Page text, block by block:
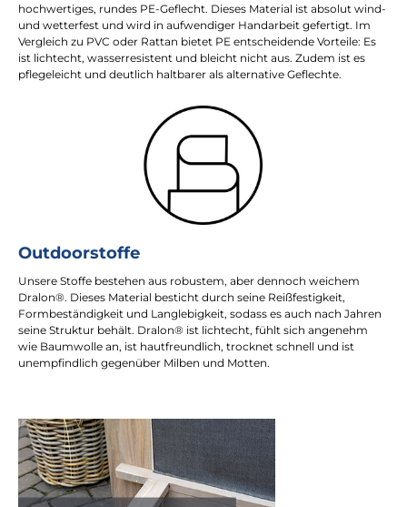
hochwertiges, rundes PE-Geflecht. Dieses Material ist absolut wind-
und wetterfest und wird in aufwendiger Handarbeit gefertigt. Im
Vergleich zu PVC oder Rattan bietet PE entscheidende Vorteile: Es
ist lichtecht, wasserresistent und bleicht nicht aus. Zudem ist es
pflegeleicht und deutlich haltbarer als alternative Geflechte.
Outdoorstoffe
Unsere Stoffe bestehen aus robustem, aber dennoch weichem
Dralon®. Dieses Material besticht durch seine Reißfestigkeit,
Formbeständigkeit und Langlebigkeit, sodass es auch nach Jahren
seine Struktur behält. Dralon® ist lichtecht, fühlt sich angenehm
wie Baumwolle an, ist hautfreundlich, trocknet schnell und ist
unempfindlich gegenüber Milben und Motten.